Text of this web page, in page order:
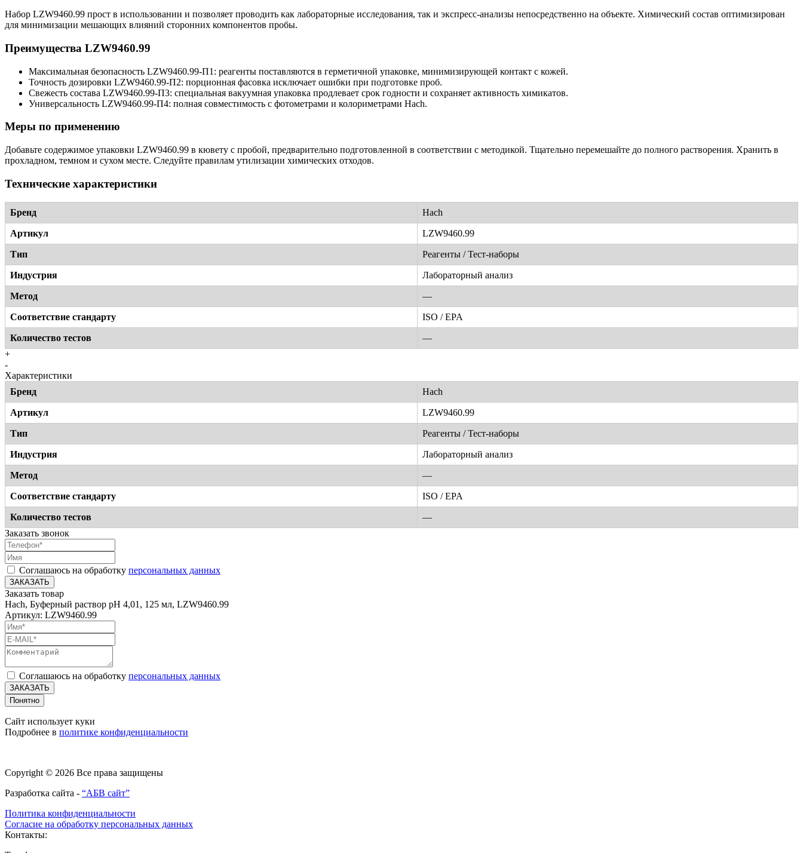
Набор LZW9460.99 прост в использовании и позволяет проводить как лабораторные исследования, так и экспресс-анализы непосредственно на объекте. Химический состав оптимизирован
для минимизации мешающих влияний сторонних компонентов пробы.
Преимущества LZW9460.99
Максимальная безопасность LZW9460.99-П1: реагенты поставляются в герметичной упаковке, минимизирующей контакт с кожей.
Точность дозировки LZW9460.99-П2: порционная фасовка исключает ошибки при подготовке проб.
Свежесть состава LZW9460.99-П3: специальная вакуумная упаковка продлевает срок годности и сохраняет активность химикатов.
Универсальность LZW9460.99-П4: полная совместимость с фотометрами и колориметрами Hach.
Меры по применению
Добавьте содержимое упаковки LZW9460.99 в кювету с пробой, предварительно подготовленной в соответствии с методикой. Тщательно перемешайте до полного растворения. Хранить в
прохладном, темном и сухом месте. Следуйте правилам утилизации химических отходов.
Технические характеристики
Бренд Hach
Артикул LZW9460.99
Тип Реагенты / Тест-наборы
Индустрия Лабораторный анализ
Метод —
Соответствие стандарту ISO / EPA
Количество тестов
—
+
-
Характеристики
Бренд
Hach
Артикул LZW9460.99
Тип Реагенты / Тест-наборы
Индустрия Лабораторный анализ
Метод —
Соответствие стандарту ISO / EPA
Количество тестов
—
Заказать звонок
Соглашаюсь на обработку персональных данных
ЗАКАЗАТЬ
Заказать товар
Hach, Буферный раствор pH 4,01, 125 мл, LZW9460.99
Артикул: LZW9460.99
Соглашаюсь на обработку персональных данных
ЗАКАЗАТЬ
Понятно
Сайт использует куки
Подробнее в политике конфиденциальности
Copyright © 2026 Все права защищены
Разработка сайта - “АБВ сайт”
Политика конфиденциальности
Согласие на обработку персональных данных
Контакты: